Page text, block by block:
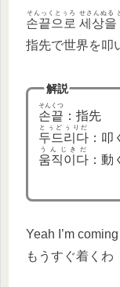
손끝으로 세상을
そんっくとぅろ せさんぬる
指先で世界を叩
解説
손끝
そんくつ
：指先
두드리다
とぅどぅりだ
：叩
움직이다
うんじきだ
：動
Yeah I’m coming
もうすぐ着くわ